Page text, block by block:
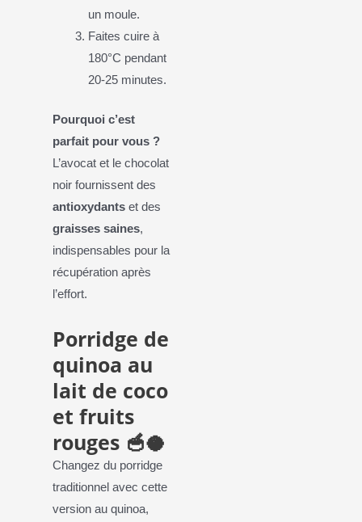
un moule.
Faites cuire à
180°C pendant
20-25 minutes.
Pourquoi c’est
parfait pour vous ?
L’avocat et le chocolat
noir fournissent des
antioxydants et des
graisses saines,
indispensables pour la
récupération après
l’effort.
Porridge de
quinoa au
lait de coco
et fruits
rouges 🥣🥥
Changez du porridge
traditionnel avec cette
version au quinoa,